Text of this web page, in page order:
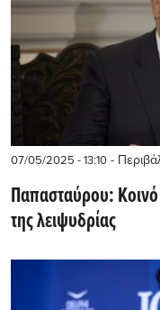
07/05/2025 - 13:10 -
Παπασταύρου:
της λειψυδρίας